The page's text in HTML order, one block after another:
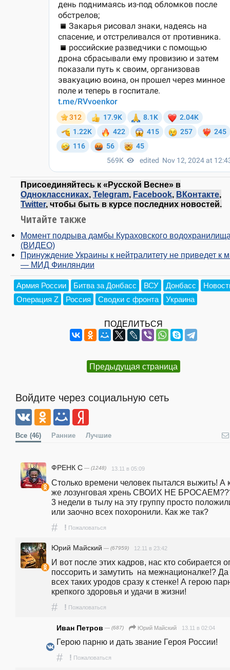
Присоединяйтесь к «Русской Весне» в
Одноклассниках, Telegram, Facebook, ВКонтакте,
Twitter, чтобы быть в курсе последних новостей.
Читайте также
Момент подрыва дамбы Кураховского
(ВИДЕО)
Принуждение Украины к нейтралитету не приведет к
— МИД Финляндии
Армия России Битва за Донбасс ВСУ Донбасс
Операция Z
Россия Сводки с фронта Украина
ПОДЕЛИТЬСЯ
Предыдущая страница
Войдите через социальную сеть
Все (46) Ранние Лучшие
ФРЕНК С — (1248) 13.11 в 05:09
Столько времени человек пытался выжить! А
же лозунговая хрень СВОИХ НЕ
3 недели в тылу на эту группу просто
или заочно всех похоронили. Как же так?
# ! Пожаловаться
Юрий Майский — (67959) 12.11 в 23:42
И вот после этих кадров, нас кто собирается
поссорить и замутить  на межнационалке!? Да
всех таких уродов сразу к стенке! А герою
крепкого здоровья и удачи в жизни!
# ! Пожаловаться
Иван Петров — (687) Юрий Майский 13.11 в 02:04
Герою парню и дать звание Героя России!
# ! Пожаловаться